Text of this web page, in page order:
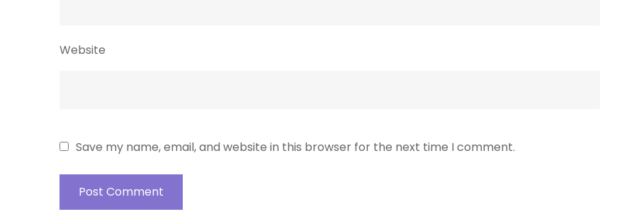
Website
Save my name, email, and website in this browser for the next time I comment.